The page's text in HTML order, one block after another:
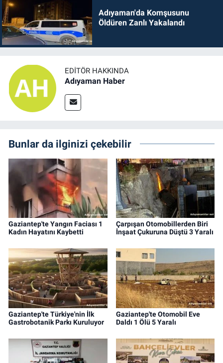
Adıyaman'da Komşusunu
Öldüren Zanlı Yakalandı
EDITÖR HAKKINDA
Adıyaman Haber
Bunlar da ilginizi çekebilir
Gaziantep'te Yangın Faciası 1
Kadın Hayatını Kaybetti
Çarpışan Otomobillerden Biri
İnşaat Çukuruna Düştü 3 Yaralı
Gaziantep'te Türkiye'nin İlk
Gastrobotanik Parkı Kuruluyor
Gaziantep'te Otomobil Eve
Daldı 1 Ölü 5 Yaralı